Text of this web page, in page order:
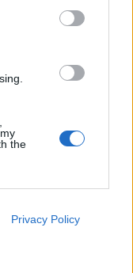
the
Privacy Policy